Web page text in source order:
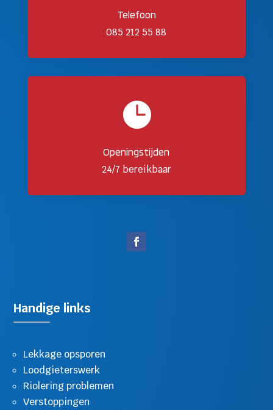
Telefoon
085 212 55 88

Openingstijden
24/7 bereikbaar
Handige links
Lekkage opsporen
Loodgieterswerk
Riolering problemen
Verstoppingen